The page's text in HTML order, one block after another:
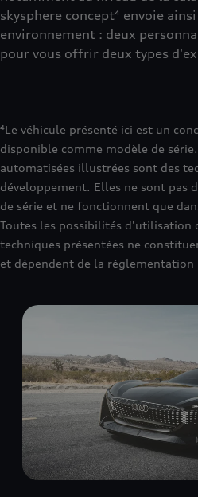
skysphere concept⁴ envoie
environnement : deux
pour vous offrir deux types
⁴Le véhicule présenté ici est un
disponible comme modèle de
automatisées illustrées sont des
développement. Elles ne sont pas
de série et ne fonctionnent que
Toutes les possibilités d'utilisation
techniques présentées ne
et dépendent de la réglementation